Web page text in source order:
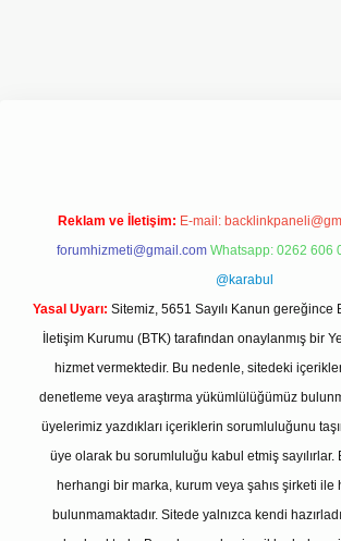
Reklam ve İletişim: E-mail:
forumhizmeti@gmail.com Whatsapp: 0262 606
@karabul
Yasal Uyarı: Sitemiz, 5651 Sayılı Kanun gereğince
İletişim Kurumu (BTK) tarafından onaylanmış bir
hizmet vermektedir. Bu nedenle, sitedeki
denetleme veya araştırma yükümlülüğümüz
üyelerimiz yazdıkları içeriklerin sorumluluğunu
üye olarak bu sorumluluğu kabul etmiş sayılırlar.
herhangi bir marka, kurum veya şahıs şirketi ile
bulunmamaktadır. Sitede yalnızca kendi